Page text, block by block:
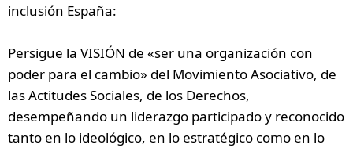
inclusión España:
Persigue la VISIÓN de «ser una organización con
poder para el cambio» del Movimiento Asociativo, de
las Actitudes Sociales, de los Derechos,
desempeñando un liderazgo participado y reconocido
tanto en lo ideológico, en lo estratégico como en lo